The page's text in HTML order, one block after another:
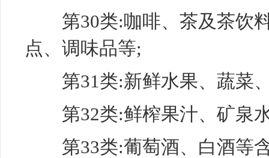
第30类:咖啡、茶及茶饮料
点、调味品等;
第31类:新鲜水果、蔬菜
第32类:鲜榨果汁、矿泉
第33类:葡萄酒、白酒等